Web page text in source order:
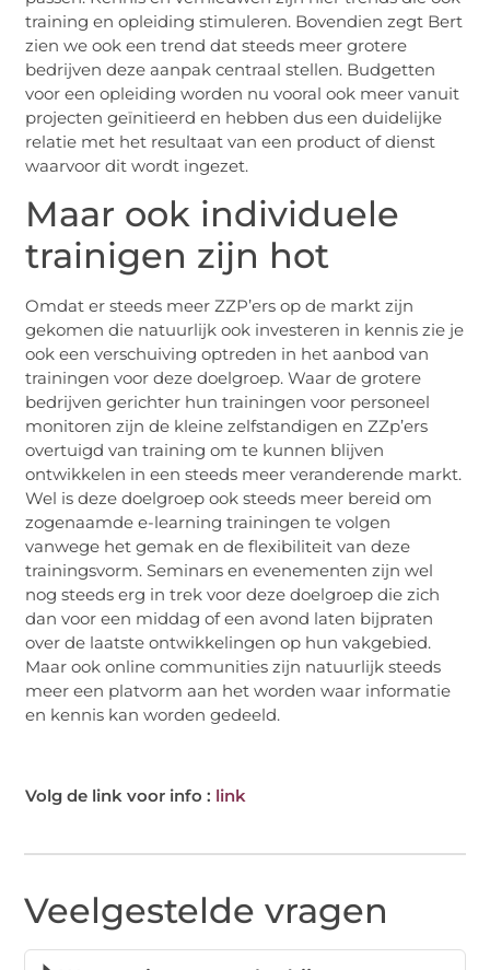
training en opleiding stimuleren. Bovendien zegt Bert
zien we ook een trend dat steeds meer grotere
bedrijven deze aanpak centraal stellen. Budgetten
voor een opleiding worden nu vooral ook meer vanuit
projecten geïnitieerd en hebben dus een duidelijke
relatie met het resultaat van een product of dienst
waarvoor dit wordt ingezet.
Maar ook individuele
trainigen zijn hot
Omdat er steeds meer ZZP’ers op de markt zijn
gekomen die natuurlijk ook investeren in kennis zie je
ook een verschuiving optreden in het aanbod van
trainingen voor deze doelgroep. Waar de grotere
bedrijven gerichter hun trainingen voor personeel
monitoren zijn de kleine zelfstandigen en ZZp’ers
overtuigd van training om te kunnen blijven
ontwikkelen in een steeds meer veranderende markt.
Wel is deze doelgroep ook steeds meer bereid om
zogenaamde e-learning trainingen te volgen
vanwege het gemak en de flexibiliteit van deze
trainingsvorm. Seminars en evenementen zijn wel
nog steeds erg in trek voor deze doelgroep die zich
dan voor een middag of een avond laten bijpraten
over de laatste ontwikkelingen op hun vakgebied.
Maar ook online communities zijn natuurlijk steeds
meer een platvorm aan het worden waar informatie
en kennis kan worden gedeeld.
Volg de link voor info : link
Veelgestelde vragen